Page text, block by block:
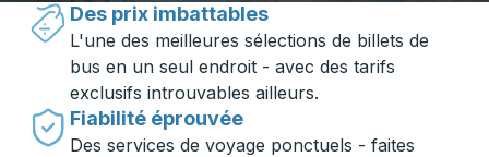
Des prix imbattables
L'une des meilleures sélections de billets de
bus en un seul endroit - avec des tarifs
exclusifs introuvables ailleurs.
Fiabilité éprouvée
Des services de voyage ponctuels - faites